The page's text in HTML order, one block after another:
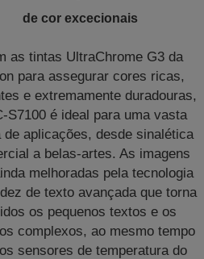
de cor excecionais
as tintas UltraChrome G3 da
para assegurar cores ricas,
e extremamente duradouras,
S7100 é ideal para uma vasta
de aplicações, desde sinalética
a belas-artes. As imagens
melhoradas pela tecnologia
de texto avançada que torna
os pequenos textos e os
complexos, ao mesmo tempo
sensores de temperatura do